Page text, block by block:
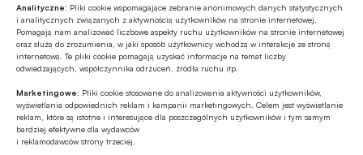
Analityczne: Pliki cookie wspomagające zebranie anonimowych danych statystycznych
i analitycznych związanych z aktywnością użytkowników na stronie internetowej.
Pomagają nam analizować liczbowe aspekty ruchu użytkowników na stronie internetowej
oraz służą do zrozumienia, w jaki sposób użytkownicy wchodzą w interakcje ze stroną
internetową. Te pliki cookie pomagają uzyskać informacje na temat liczby
odwiedzających, współczynnika odrzuceń, źródła ruchu itp.
Marketingowe: Pliki cookie stosowane do analizowania aktywności użytkowników,
wyświetlania odpowiednich reklam i kampanii marketingowych. Celem jest wyświetlanie
reklam, które są istotne i interesujące dla poszczególnych użytkowników i tym samym
bardziej efektywne dla wydawców
i reklamodawców strony trzeciej.
Rozpoczęło się wyzwanie sportowe „Grupa BPS – łączy
nas ruch! 2026”. Po raz kolejny w akcję aktywnie angażują
się pracownicy banków spółdzielczych Zrzeszenia BPS oraz
Banku BPS, wspólnie podejmując sportowe wyzwanie,
promując zdrowy styl życia i pomagając. W tegorocznej
edycji po raz pierwszy udział biorą też pracownicy spółek z
Grupy BPS, nadając wydarzeniu jeszcze większą skalę i
energię, czytamy w informacji prasowej.
Bankowość spółdzielcza
24.04.2026 13:37
Startuje Wyzwanie Sportowe SGB
2026 – i Ty możesz się zapisać! Liczy się każdy